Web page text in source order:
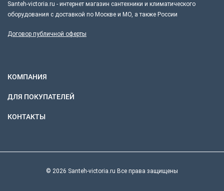
Santeh-victoria.ru - интернет магазин сантехники и климатического
оборудования с доставкой по Москве и МО, а также России
Договор публичной оферты
КОМПАНИЯ
ДЛЯ ПОКУПАТЕЛЕЙ
КОНТАКТЫ
© 2026 Santeh-victoria.ru Все права защищены